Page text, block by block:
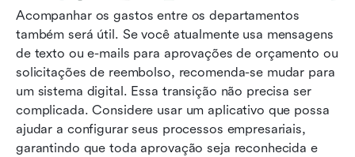
Acompanhar os gastos entre os departamentos
também será útil. Se você atualmente usa mensagens
de texto ou e-mails para aprovações de orçamento ou
solicitações de reembolso, recomenda-se mudar para
um sistema digital. Essa transição não precisa ser
complicada. Considere usar um aplicativo que possa
ajudar a configurar seus processos empresariais,
garantindo que toda aprovação seja reconhecida e